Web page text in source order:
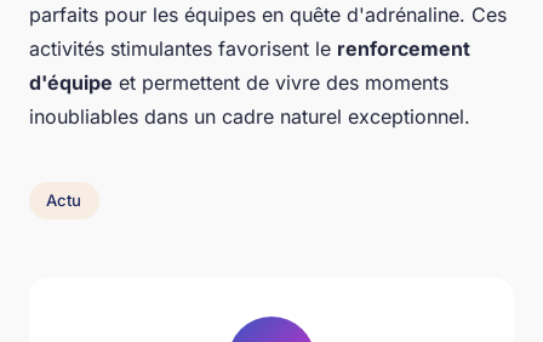
parfaits pour les équipes en quête d'adrénaline. Ces
activités stimulantes favorisent le renforcement
d'équipe et permettent de vivre des moments
inoubliables dans un cadre naturel exceptionnel.
Actu